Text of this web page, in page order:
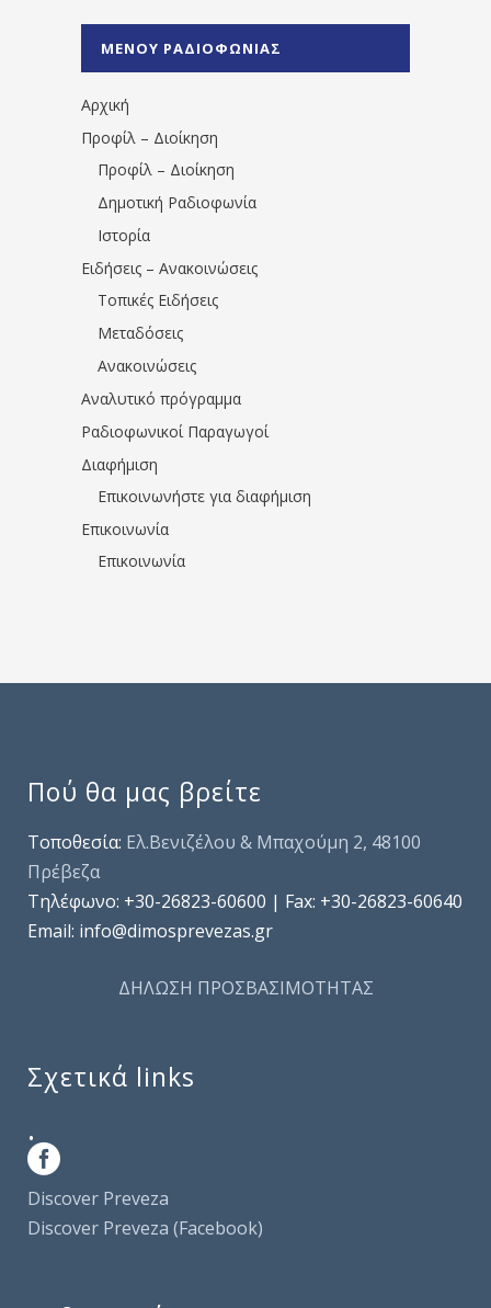
1531194763766854/" artist="" ]
ΜΕΝΟΥ ΡΑΔΙΟΦΩΝΙΑΣ
Αρχική
Προφίλ – Διοίκηση
Προφίλ – Διοίκηση
Δημοτική Ραδιοφωνία
Ιστορία
Ειδήσεις – Ανακοινώσεις
Τοπικές Ειδήσεις
Μεταδόσεις
Ανακοινώσεις
Αναλυτικό πρόγραμμα
Ραδιοφωνικοί Παραγωγοί
Διαφήμιση
Επικοινωνήστε για διαφήμιση
Επικοινωνία
Επικοινωνία
Πού θα μας βρείτε
Τοποθεσία: Ελ.Βενιζέλου & Μπαχούμη 2, 48100
Πρέβεζα
Τηλέφωνo: +30-26823-60600 | Fax: +30-26823-60640
Email: info@dimosprevezas.gr
ΔΗΛΩΣΗ ΠΡΟΣΒΑΣΙΜΟΤΗΤΑΣ
Σχετικά links
.
Discover Preveza
Discover Preveza (Facebook)